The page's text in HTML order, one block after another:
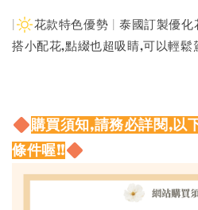
花款特色優勢 | 泰國訂製優
搭小配花,點綴也超吸睛,可以輕鬆
購買須知,請務必詳閱,以
條件喔!!